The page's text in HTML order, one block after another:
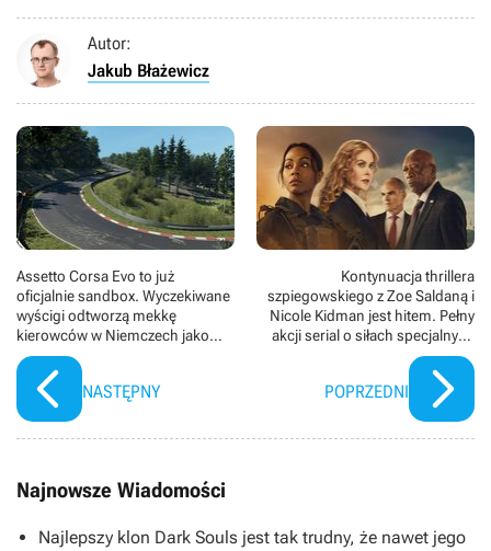
Autor:
Jakub Błażewicz
Assetto Corsa Evo to już
oficjalnie sandbox. Wyczekiwane
wyścigi odtworzą mekkę
kierowców w Niemczech jako
otwarty świat wielki na 1600 km2
NASTĘPNY
Kontynuacja thrillera
szpiegowskiego z Zoe Saldaną i
Nicole Kidman jest hitem. Pełny
akcji serial o siłach specjalnych
podbija listy przebojów
streamingu
POPRZEDNI
Najnowsze Wiadomości
Najlepszy klon Dark Souls jest tak trudny, że nawet jego